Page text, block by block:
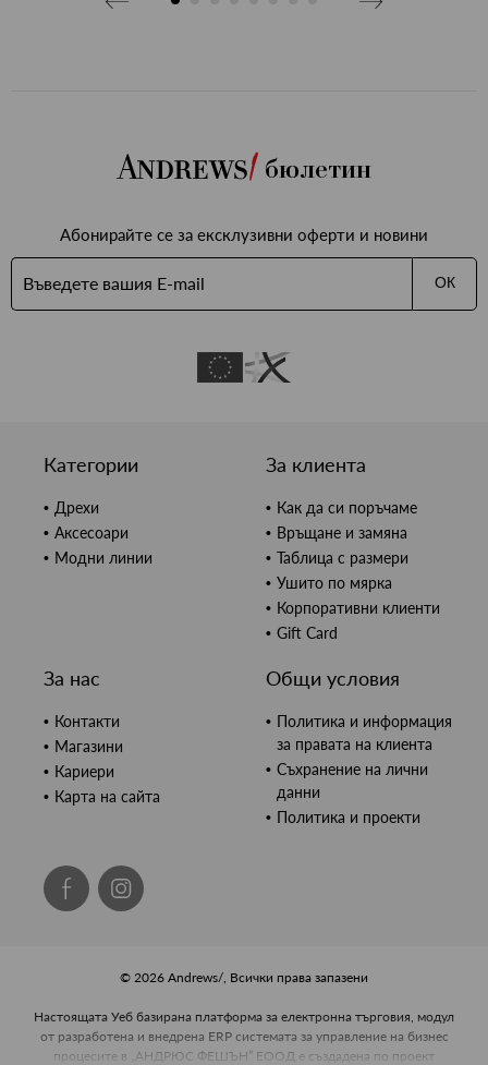
бюлетин
Абонирайте се за ексклузивни оферти и новини
ОК
Категории
Дрехи
Аксесоари
Модни линии
За клиента
Как да си поръчаме
Връщане и замяна
Таблица с размери
Ушито по мярка
Корпоративни клиенти
Gift Card
За нас
Контакти
Магазини
Кариери
Карта на сайта
Общи условия
Политика и информация
за правата на клиента
Съхранение на лични
данни
Политика и проекти
© 2026 Andrews/, Всички права запазени
Настоящата Уеб базирана платформа за електронна търговия, модул
от разработена и внедрена ERP системата за управление на бизнес
процесите в „АНДРЮС ФЕШЪН” ЕООД е създадена по проект